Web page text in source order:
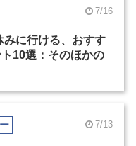
7/16
みに行ける、おすす
10選：そのほかの
7/13